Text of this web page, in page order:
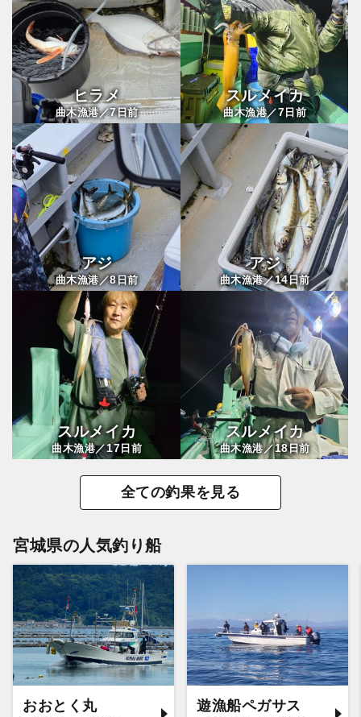
ヒラメ
曲木漁港／7日前
スルメイカ
曲木漁港／7日前
アジ
曲木漁港／8日前
アジ
曲木漁港／14日前
スルメイカ
曲木漁港／17日前
スルメイカ
曲木漁港／18日前
全ての釣果を見る
宮城県の人気釣り船
おおとく丸 遊漁船ペガサス